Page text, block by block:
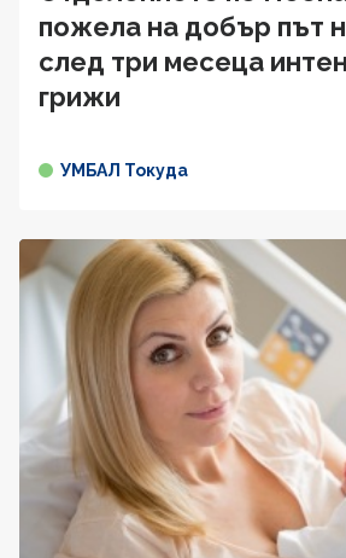
пожела на добър път
след три месеца
грижи
УМБАЛ Токуда